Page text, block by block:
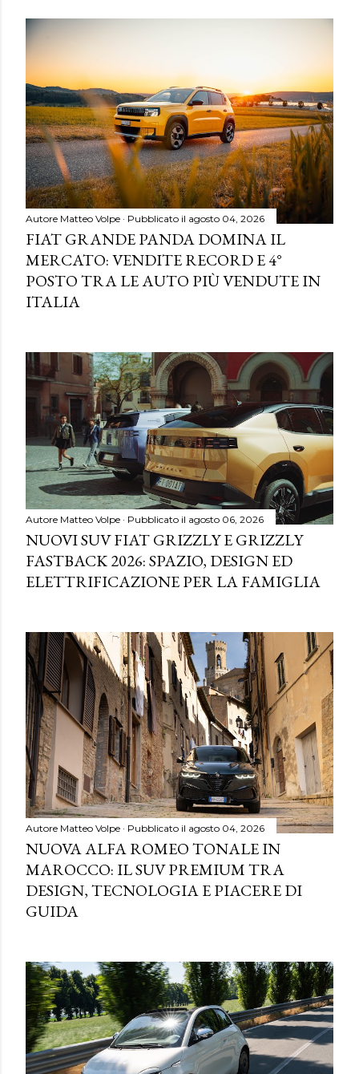
Autore Matteo Volpe Pubblicato il agosto 04, 2026
FIAT GRANDE PANDA DOMINA IL
MERCATO: VENDITE RECORD E 4°
POSTO TRA LE AUTO PIÙ VENDUTE IN
ITALIA
Autore Matteo Volpe Pubblicato il agosto 06, 2026
NUOVI SUV FIAT GRIZZLY E GRIZZLY
FASTBACK 2026: SPAZIO, DESIGN ED
ELETTRIFICAZIONE PER LA FAMIGLIA
Autore Matteo Volpe Pubblicato il agosto 04, 2026
NUOVA ALFA ROMEO TONALE IN
MAROCCO: IL SUV PREMIUM TRA
DESIGN, TECNOLOGIA E PIACERE DI
GUIDA